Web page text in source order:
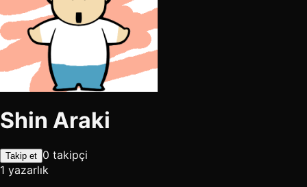
Shin Araki
Takip et 0 takipçi
1 yazarlık